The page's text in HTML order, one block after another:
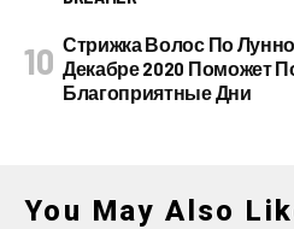
Стрижка Волос По
Декабре 2020 Поможет
Благоприятные Дни
You May Also